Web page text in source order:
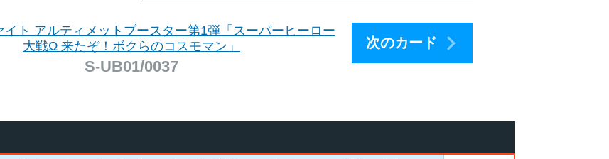
イト アルティメットブースター第1弾「スーパーヒーロー
大戦Ω 来たぞ！ボクらのコスモマン」
S-UB01/0037
次のカード